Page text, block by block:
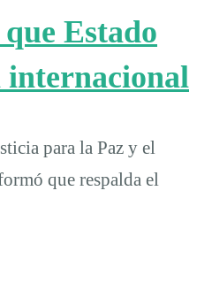
Estado
internacional
para la Paz y el
que respalda el